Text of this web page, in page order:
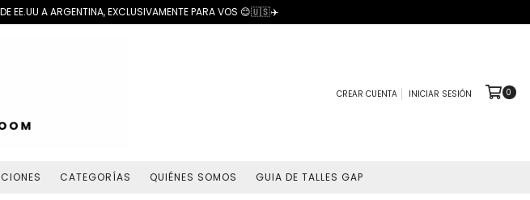
EE.UU A ARGENTINA, EXCLUSIVAMENTE PARA VOS 😊🇺🇸✈️
CREAR CUENTA INICIAR SESIÓN 0
CATEGORÍAS QUIÉNES SOMOS GUIA DE TALLES GAP